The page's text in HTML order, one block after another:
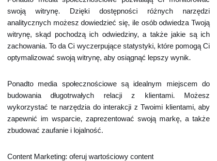
swoją witrynę. Dzięki dostępności różnych narzędzi
analitycznych możesz dowiedzieć się, ile osób odwiedza Twoją
witrynę, skąd pochodzą ich odwiedziny, a także jakie są ich
zachowania. To da Ci wyczerpujące statystyki, które pomogą Ci
optymalizować swoją witrynę, aby osiągnąć lepszy wynik.
Ponadto media społecznościowe są idealnym miejscem do
budowania długotrwałych relacji z klientami. Możesz
wykorzystać te narzędzia do interakcji z Twoimi klientami, aby
zapewnić im wsparcie, zaprezentować swoją markę, a także
zbudować zaufanie i lojalność.
Content Marketing: oferuj wartościowy content